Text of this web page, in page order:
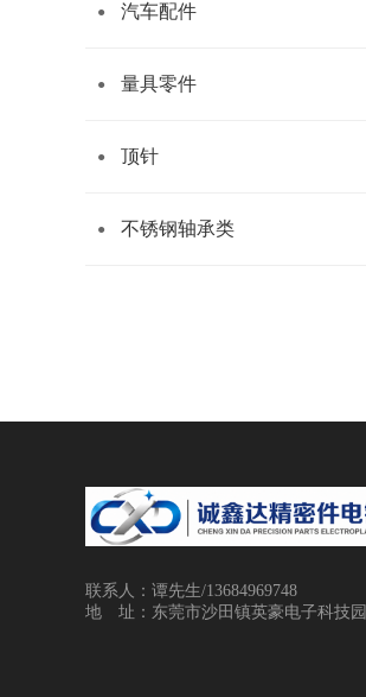
汽车配件
量具零件
顶针
不锈钢轴承类
联系人：谭先生/13684969748
地 址：东莞市沙田镇英豪电子科技园